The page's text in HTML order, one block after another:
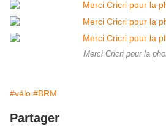
Merci Cricri pour la
#vélo #BRM
Partager